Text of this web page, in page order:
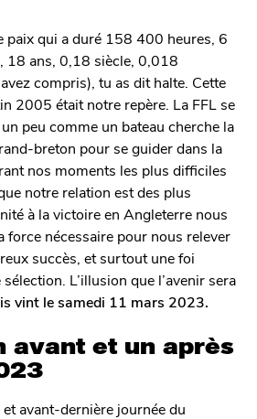
paix qui a duré 158 400 heures, 6
ans, 0,18 siècle, 0,018
compris), tu as dit halte. Cette
2005 était notre repère. La FFL se
peu comme un bateau cherche la
breton pour se guider dans la
nos moments les plus difficiles
notre relation est des plus
à la victoire en Angleterre nous
force nécessaire pour nous relever
succès, et surtout une foi
L’illusion que l’avenir sera
vint le samedi 11 mars 2023.
avant et un après
avant-dernière journée du